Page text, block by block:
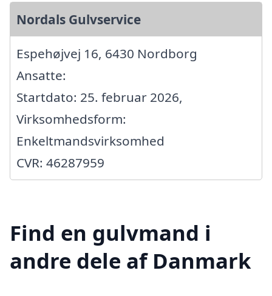
Nordals Gulvservice
Espehøjvej 16, 6430 Nordborg
Ansatte:
Startdato: 25. februar 2026,
Virksomhedsform:
Enkeltmandsvirksomhed
CVR: 46287959
Find en gulvmand i
andre dele af Danmark